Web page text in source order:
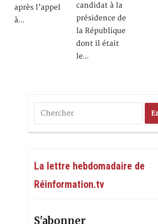
après l’appel
à…
candidat à la
présidence de
la République
dont il était
le…
La lettre hebdomadaire de
Réinformation.tv
S'abonner